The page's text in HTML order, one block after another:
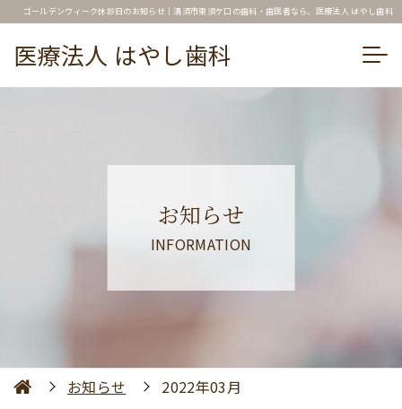
ゴールデンウィーク休診日のお知らせ｜清須市東須ケ口の歯科・歯医者なら、医療法人 はやし歯科
医療法人 はやし歯科
お知らせ
INFORMATION
お知らせ 2022年03月